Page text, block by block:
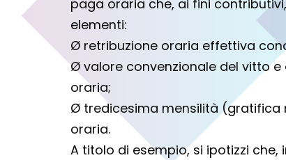
paga oraria che, ai fini
elementi:
Ø retribuzione oraria effettiva
Ø valore convenzionale del vitto
oraria;
Ø tredicesima mensilità (gratifica
oraria.
A titolo di esempio, si ipotizzi